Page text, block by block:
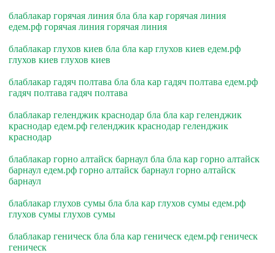
блаблакар горячая линия бла бла кар горячая линия
едем.рф горячая линия горячая линия
блаблакар глухов киев бла бла кар глухов киев едем.рф
глухов киев глухов киев
блаблакар гадяч полтава бла бла кар гадяч полтава едем.рф
гадяч полтава гадяч полтава
блаблакар геленджик краснодар бла бла кар геленджик
краснодар едем.рф геленджик краснодар геленджик
краснодар
блаблакар горно алтайск барнаул бла бла кар горно алтайск
барнаул едем.рф горно алтайск барнаул горно алтайск
барнаул
блаблакар глухов сумы бла бла кар глухов сумы едем.рф
глухов сумы глухов сумы
блаблакар геническ бла бла кар геническ едем.рф геническ
геническ